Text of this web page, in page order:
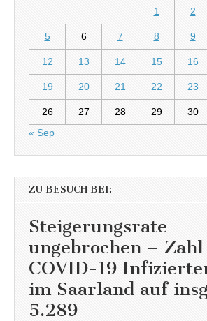
1 2
5 6 7 8 9
12 13 14 15 16
19 20 21 22 23
26 27 28 29 30
« Sep
ZU BESUCH BEI:
Steigerungsrate
ungebrochen –
COVID-19
im Saarland auf
5.289